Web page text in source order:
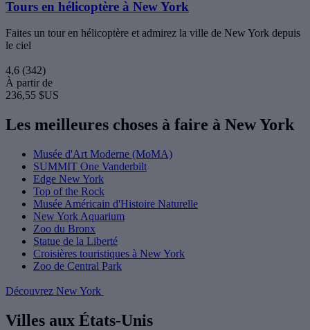
Tours en hélicoptère à New York
Faites un tour en hélicoptère et admirez la ville de New York depuis
le ciel
4,6 (342)
À partir de
236,55 $US
Les meilleures choses à faire à New York
Musée d'Art Moderne (MoMA)
SUMMIT One Vanderbilt
Edge New York
Top of the Rock
Musée Américain d'Histoire Naturelle
New York Aquarium
Zoo du Bronx
Statue de la Liberté
Croisières touristiques à New York
Zoo de Central Park
Découvrez New York
Villes aux États-Unis